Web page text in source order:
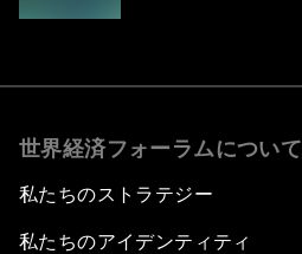
世界経済フォーラムについて
私たちのストラテジー
私たちのアイデンティティ